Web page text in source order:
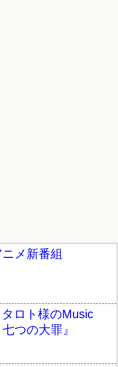
メ新番組
ロト様のMusic
つの大罪』